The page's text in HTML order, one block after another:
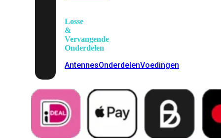
Losse
&
Vervangende
Onderdelen
AntennesOnderdelenVoedingen